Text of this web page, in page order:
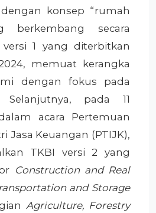
konsep “rumah
berkembang secara
1 yang diterbitkan
memuat kerangka
dengan fokus pada
pada 11
acara Pertemuan
Jasa Keuangan (PTIJK),
TKBI versi 2 yang
Construction and Real
and Storage
Agriculture, Forestry